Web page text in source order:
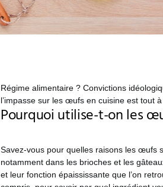
Régime alimentaire ? Convictions
l’impasse sur les œufs en cuisine est tout
Pourquoi utilise-t-on les
Savez-vous pour quelles raisons les œufs
notamment dans les brioches et les
et leur fonction épaississante que l’on